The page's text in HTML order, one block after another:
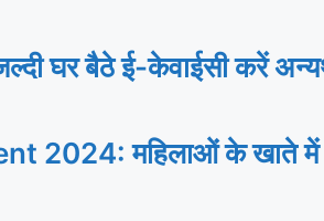
बैठे ई-केवाईसी करें
महिलाओं के खाते में